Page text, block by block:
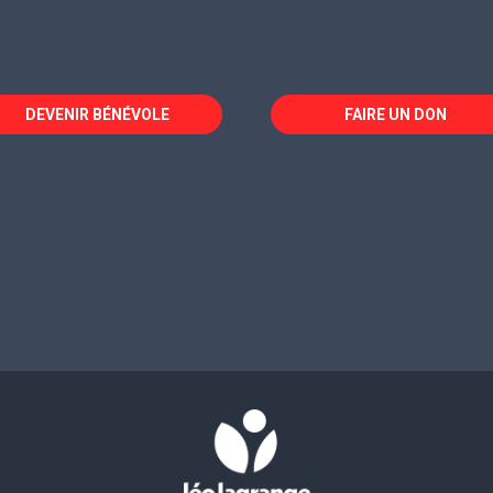
DEVENIR BÉNÉVOLE FAIRE UN DON